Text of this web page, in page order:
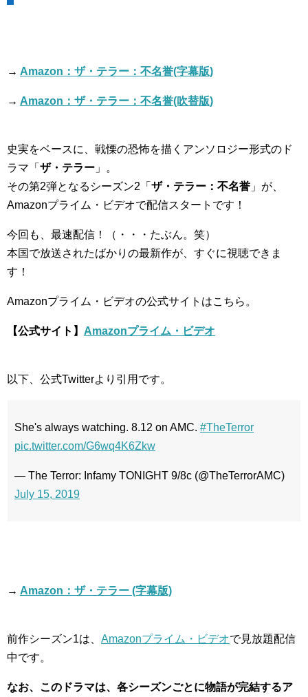
→ Amazon：ザ・テラー：不名誉(字幕版)
→ Amazon：ザ・テラー：不名誉(吹替版)
史実をベースに、戦慄の恐怖を描くアンソロジー形式のド
ラマ「 ザ・テラー 」。
その第2弾となるシーズン2「 ザ・テラー：不名誉 」が、
Amazonプライム・ビデオで配信スタートです！
今回も、最速配信！（・・・たぶん。笑）
本国で放送されたばかりの最新作が、すぐに視聴できま
す！
Amazonプライム・ビデオの公式サイトはこちら。
【公式サイト】 Amazonプライム・ビデオ
以下、公式Twitterより引用です。
She's always watching. 8.12 on AMC. #TheTerror
pic.twitter.com/G6wq4K6Zkw
— The Terror: Infamy TONIGHT 9/8c (@TheTerrorAMC)
July 15, 2019
→ Amazon：ザ・テラー (字幕版)
前作シーズン1は、 Amazonプライム・ビデオで見放題配信
中です。
なお、このドラマは、各シーズンごとに物語が完結するア